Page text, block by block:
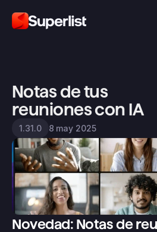
Notas de tus
reuniones con IA
1.31.0 8 may 2025
Novedad: Notas de